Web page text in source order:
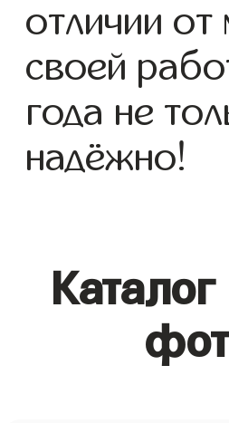
отличии
своей
года не
надёжно!